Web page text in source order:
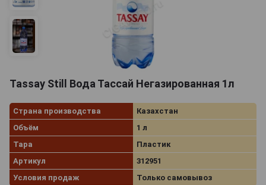
Tassay Still Вода Тассай Негазированная 1л
Страна производства
Казахстан
Объём
1 л
Тара
Пластик
Артикул
312951
Условия продаж
Только самовывоз